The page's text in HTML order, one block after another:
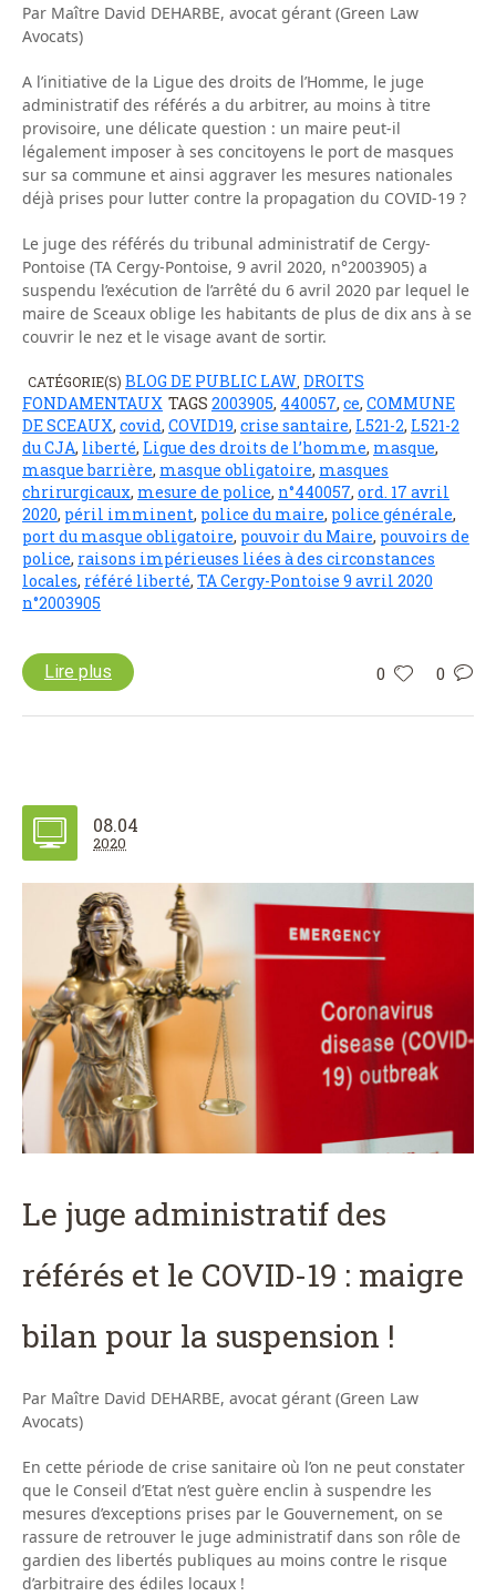
Par Maître David DEHARBE, avocat gérant (Green Law
Avocats)
A l’initiative de la Ligue des droits de l’Homme, le juge
administratif des référés a du arbitrer, au moins à titre
provisoire, une délicate question : un maire peut-il
légalement imposer à ses concitoyens le port de masques
sur sa commune et ainsi aggraver les mesures nationales
déjà prises pour lutter contre la propagation du COVID-19 ?
Le juge des référés du tribunal administratif de Cergy-
Pontoise (TA Cergy-Pontoise, 9 avril 2020, n°2003905) a
suspendu l’exécution de l’arrêté du 6 avril 2020 par lequel le
maire de Sceaux oblige les habitants de plus de dix ans à se
couvrir le nez et le visage avant de sortir.
CATÉGORIE(S) BLOG DE PUBLIC LAW DROITS
FONDAMENTAUX TAGS 2003905, 440057, ce, COMMUNE
DE SCEAUX, covid, COVID19, crise santaire, L521-2, L521-2
du CJA, liberté, Ligue des droits de l’homme, masque,
masque barrière, masque obligatoire, masques
chrirurgicaux, mesure de police, n°440057, ord. 17 avril
2020, péril imminent, police du maire, police générale,
port du masque obligatoire, pouvoir du Maire, pouvoirs de
police, raisons impérieuses liées à des circonstances
locales, référé liberté, TA Cergy-Pontoise 9 avril 2020
n°2003905
0 0
Lire plus
08.04
2020
Le juge administratif des
référés et le COVID-19 : maigre
bilan pour la suspension !
Par Maître David DEHARBE, avocat gérant (Green Law
Avocats)
En cette période de crise sanitaire où l’on ne peut constater
que le Conseil d’Etat n’est guère enclin à suspendre les
mesures d’exceptions prises par le Gouvernement, on se
rassure de retrouver le juge administratif dans son rôle de
gardien des libertés publiques au moins contre le risque
d’arbitraire des édiles locaux !